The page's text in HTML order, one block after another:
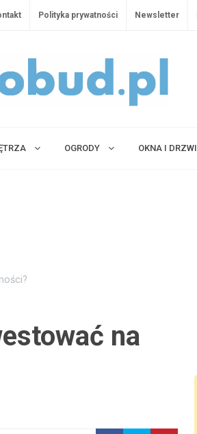
Polityka prywatności Newsletter
OGRODY OKNA I DRZWI
na